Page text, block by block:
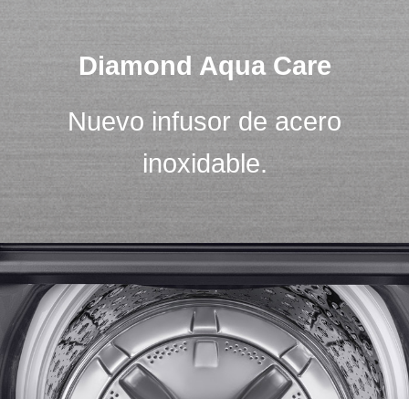
Diamond Aqua Care
Nuevo infusor de acero
inoxidable.